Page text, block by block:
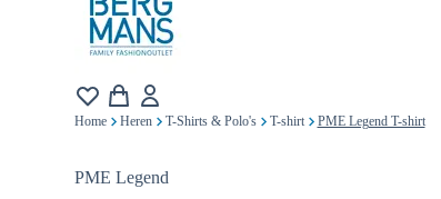
Home Heren T-Shirts & Polo's T-shirt PME Legend T-shirt
PME Legend